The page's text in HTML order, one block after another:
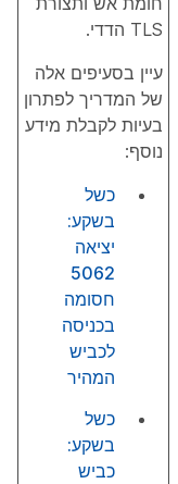
TLS הדדי.
עיין בסעיפים אלה
של המדריך לפתרון
בעיות לקבלת מידע
נוסף:
כשל
בשקע:
יציאה
5062
חסומה
בכניסה
לכביש
המהיר
כשל
בשקע:
כביש